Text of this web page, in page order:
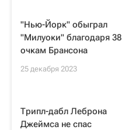
"Нью-Йорк" обыграл
"Милуоки" благодаря 38
очкам Брансона
25 декабря 2023
Трипл-дабл Леброна
Джеймса не спас